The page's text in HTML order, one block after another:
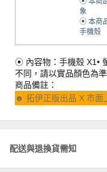
象
⦿ 本商
手機殼
⦿ 內容物：手機殼 X1•
不同，請以實品顏色為
商品備註：
☻ 拓伊正版出品 X 市面
配送與退換貨需知